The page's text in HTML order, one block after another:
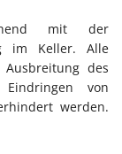
mit der
im Keller. Alle
des
von
werden.